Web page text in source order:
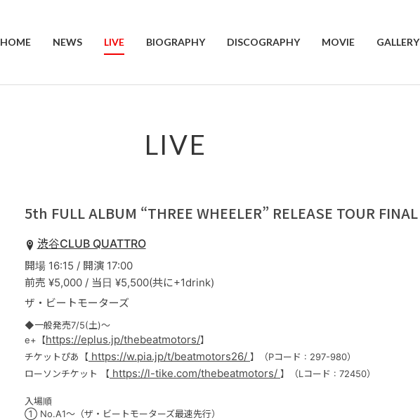
HOME NEWS LIVE BIOGRAPHY DISCOGRAPHY MOVIE GALLERY
LIVE
5th FULL ALBUM “THREE WHEELER” RELEASE TOUR FINAL
渋谷CLUB QUATTRO
開場 16:15 / 開演 17:00
前売 ¥5,000 / 当日 ¥5,500(共に+1drink)
ザ・ビートモーターズ
◆一般発売7/5(土)〜
e+【https://eplus.jp/thebeatmotors/】
チケットぴあ【 https://w.pia.jp/t/beatmotors26/ 】（Pコード : 297-980）
ローソンチケット 【 https://l-tike.com/thebeatmotors/ 】（Lコード : 72450）
入場順
① No.A1〜（ザ・ビートモーターズ最速先行）